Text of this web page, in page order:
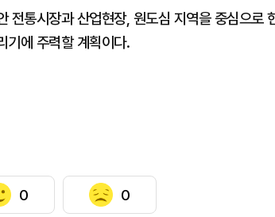
전통시장과 산업현장, 원도심 지역을 중심으로
기에 주력할 계획이다.
0 0